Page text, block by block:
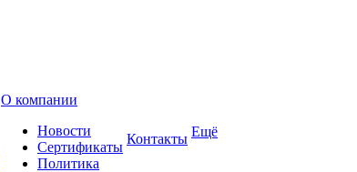
О компании
Новости
Сертификаты
Политика
Контакты Ещё